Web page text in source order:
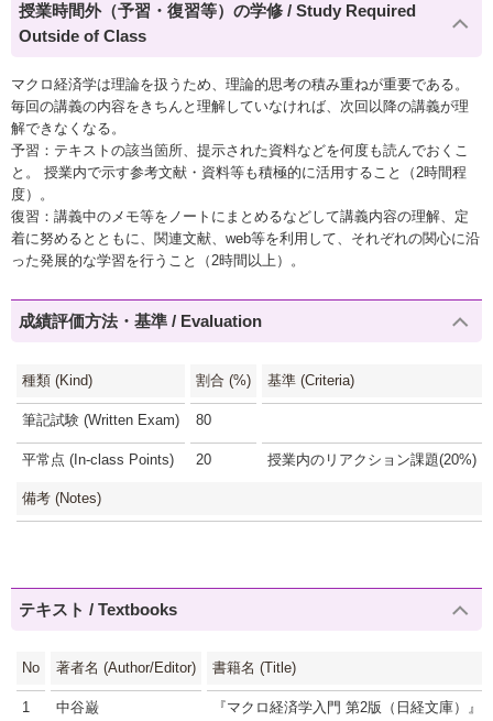
授業時間外（予習・復習等）の学修 / Study Required
Outside of Class
マクロ経済学は理論を扱うため、理論的思考の積み重ねが重要である。
毎回の講義の内容をきちんと理解していなければ、次回以降の講義が理
解できなくなる。
予習：テキストの該当箇所、提示された資料などを何度も読んでおくこ
と。 授業内で示す参考文献・資料等も積極的に活用すること（2時間程
度）。
復習：講義中のメモ等をノートにまとめるなどして講義内容の理解、定
着に努めるとともに、関連文献、web等を利用して、それぞれの関心に沿
った発展的な学習を行うこと（2時間以上）。
成績評価方法・基準 / Evaluation
種類 (Kind) 割合 (%) 基準 (Criteria)
筆記試験 (Written Exam) 80
平常点 (In-class Points) 20 授業内のリアクション課題(20%)
備考 (Notes)
テキスト / Textbooks
No 著者名 (Author/Editor) 書籍名 (Title)
1 中谷巌 『マクロ経済学入門 第2版（日経文庫）』